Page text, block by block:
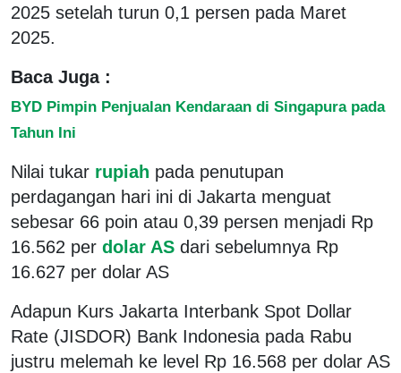
2025 setelah turun 0,1 persen pada Maret
2025.
Baca Juga :
BYD Pimpin Penjualan Kendaraan di Singapura pada
Tahun Ini
Nilai tukar rupiah pada penutupan
perdagangan hari ini di Jakarta menguat
sebesar 66 poin atau 0,39 persen menjadi Rp
16.562 per dolar AS dari sebelumnya Rp
16.627 per dolar AS
Adapun Kurs Jakarta Interbank Spot Dollar
Rate (JISDOR) Bank Indonesia pada Rabu
justru melemah ke level Rp 16.568 per dolar AS